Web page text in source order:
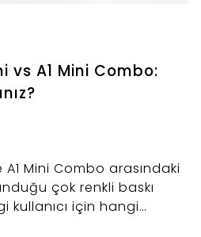
vs A1 Mini Combo:
A1 Mini Combo arasındaki
çok renkli baskı
kullanıcı için hangi